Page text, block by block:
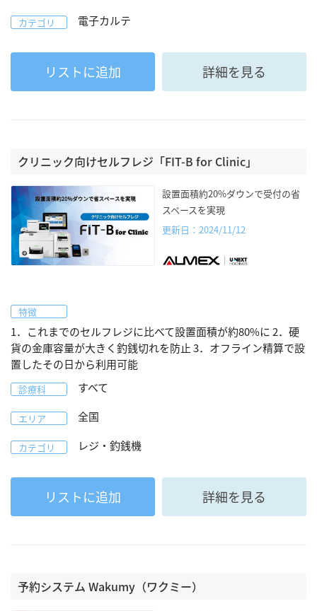
カテゴリ 電子カルテ
リストに追加 詳細を見る
クリニック向けセルフレジ「FIT-B for Clinic」
設置面積約20%ダウンで受付の省
スペースを実現
更新日：2024/11/12
特徴
1．これまでのセルフレジに比べて設置面積が約80%に 2．硬
貨の金庫容量が大きく釣銭切れを防止 3．オフライン精算で設
置したその日から利用可能
診療科 すべて
エリア 全国
カテゴリ レジ・釣銭機
リストに追加 詳細を見る
予約システム Wakumy（ワクミー）